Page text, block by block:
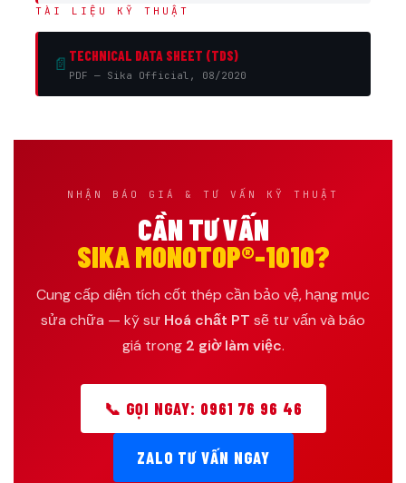
TÀI LIỆU KỸ THUẬT
📄 TECHNICAL DATA SHEET (TDS)
PDF — Sika Official, 08/2020
NHẬN BÁO GIÁ & TƯ VẤN KỸ THUẬT
CẦN TƯ VẤN
SIKA MONOTOP®-1010?
Cung cấp diện tích cốt thép cần bảo vệ, hạng mục
sửa chữa — kỹ sư Hoá chất PT sẽ tư vấn và báo
giá trong 2 giờ làm việc.
📞 GỌI NGAY: 0961 76 96 46
ZALO TƯ VẤN NGAY